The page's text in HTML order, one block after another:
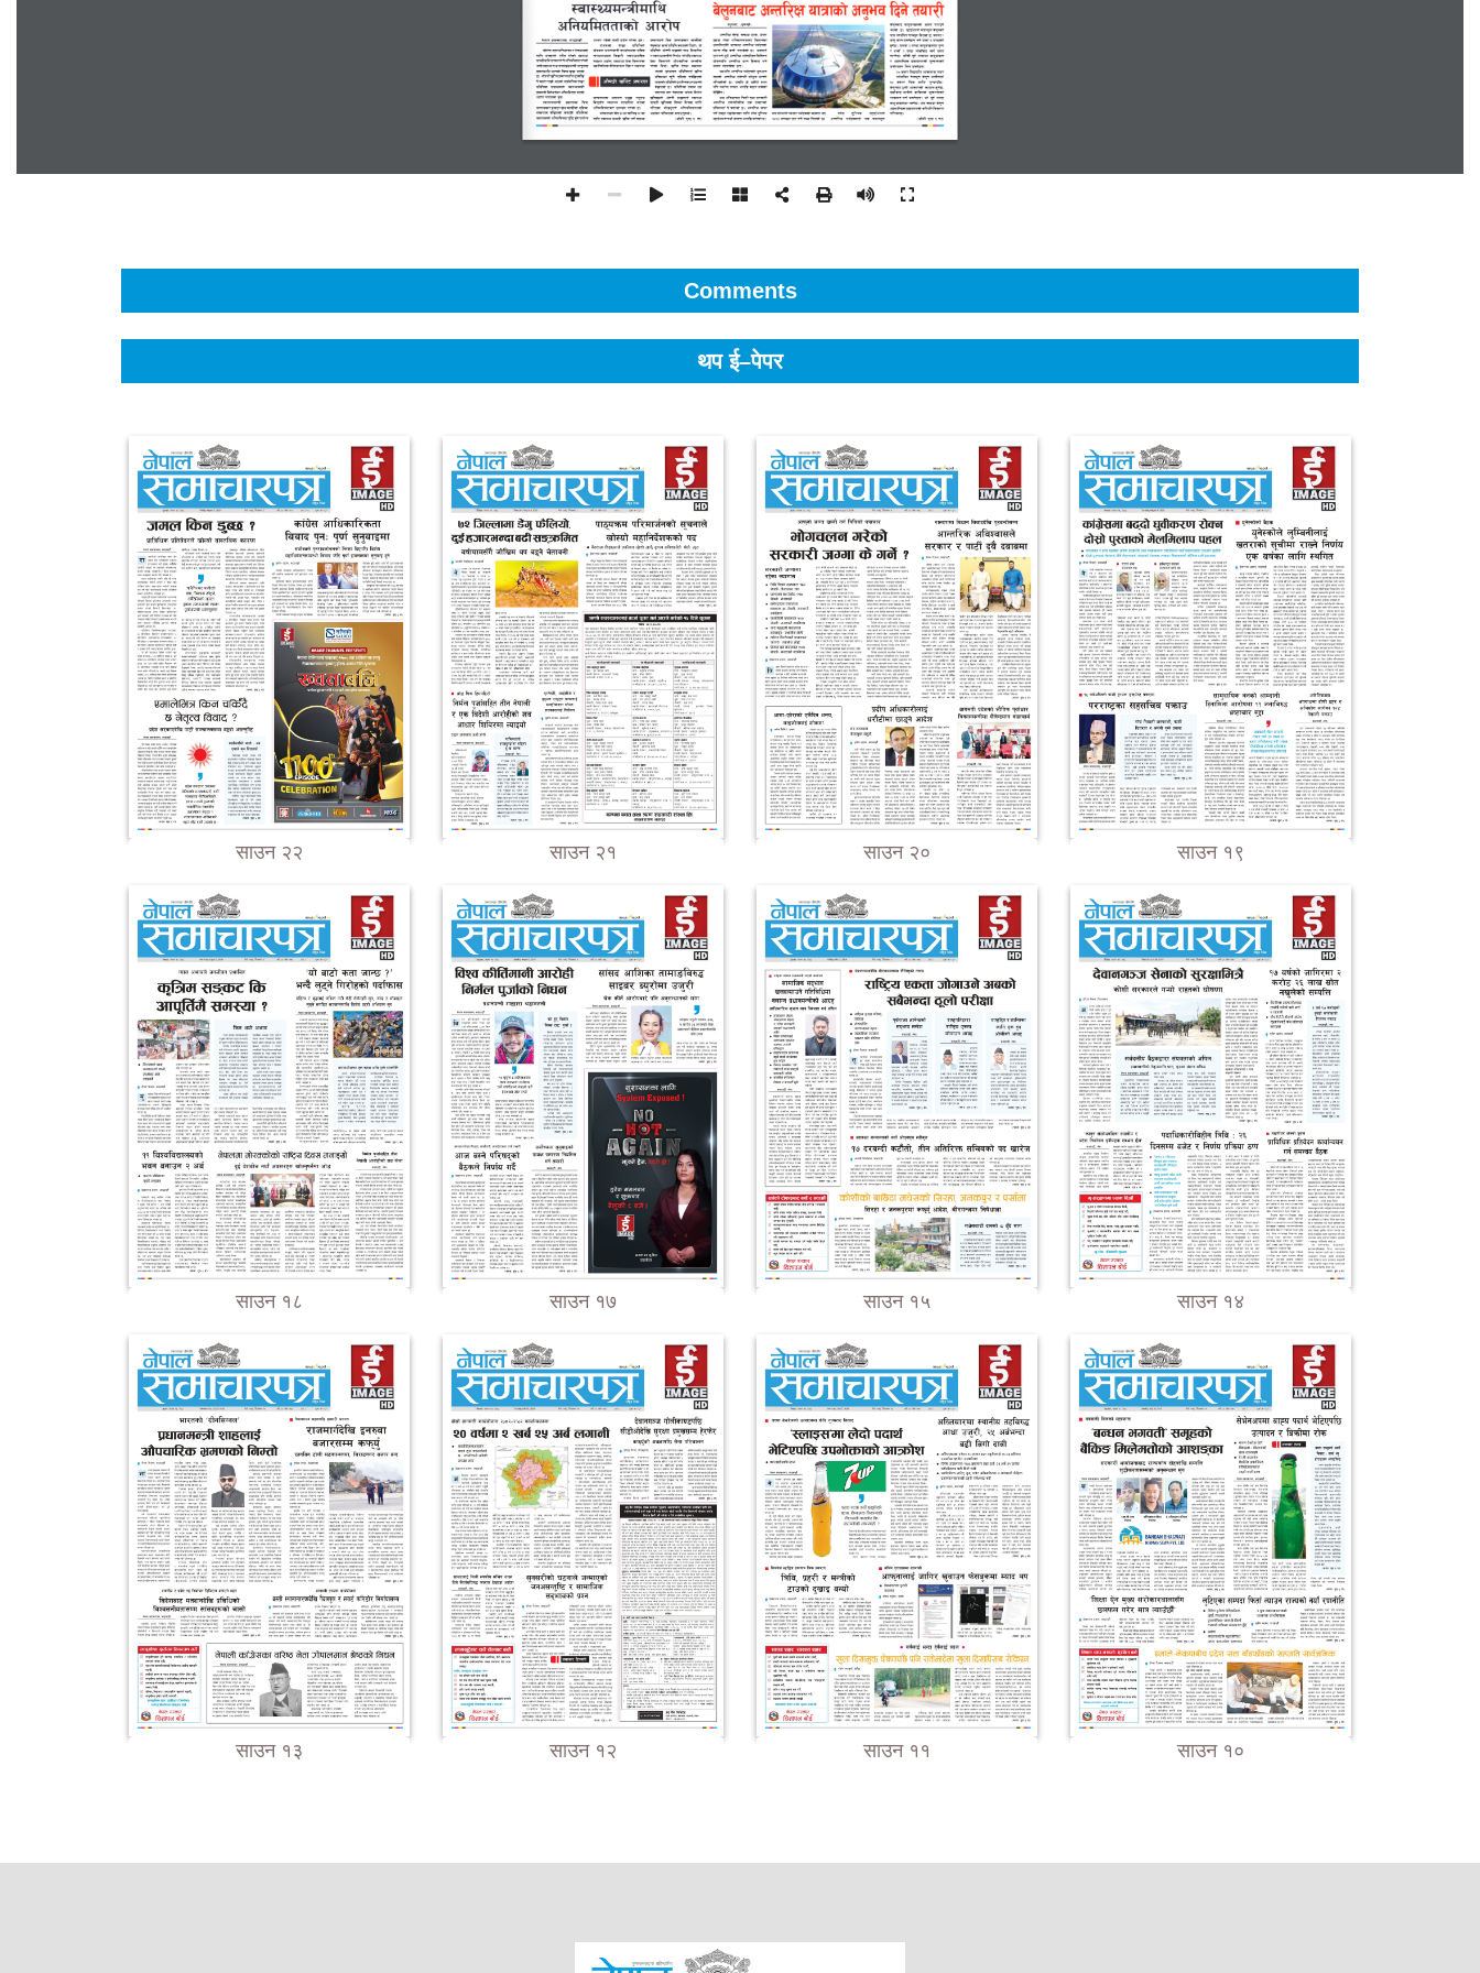
Comments
थप ई–पेपर
साउन २२ साउन २१ साउन २० साउन १९
साउन १८ साउन १७ साउन १५ साउन १४
साउन १३ साउन १२ साउन ११ साउन १०